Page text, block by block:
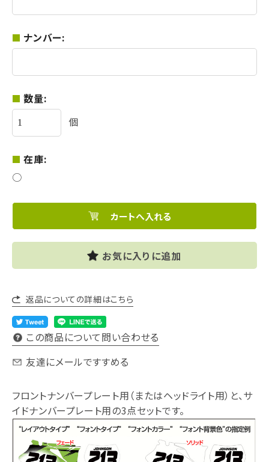
ナンバー:
数量:
個
在庫:
○
お気に入りに追加
返品についての詳細はこちら
この商品について問い合わせる
友達にメールですすめる
フロントナンバープレート用（またはヘッドライト用）と、サ
イドナンバープレート用の3点セットです。